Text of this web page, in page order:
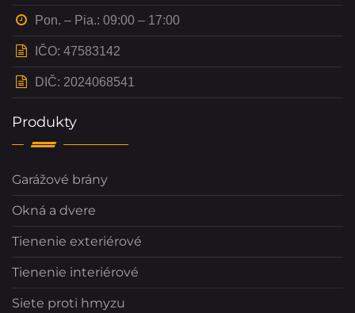
Pon. – Pia.: 09:00 – 17:00
IČO: 47583142
DIČ: 2024068541
Produkty
Garážové brány
Okná a dvere
Tienenie exteriérové
Tienenie interiérové
Siete proti hmyzu